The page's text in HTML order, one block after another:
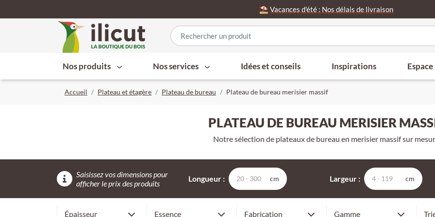
⛱️ Vacances d'été : Nos délais de livraison
Nos produits Nos services Idées et conseils Inspirations
Accueil Plateau et étagère Plateau de bureau Plateau de bureau merisier massif
PLATEAU DE BUREAU MERISIER
Notre sélection de plateaux de bureau en merisier massif sur
Saisissez vos dimensions pour
afficher le prix des produits
Longueur : cm Largeur : cm
Épaisseur EssenceMerisier FabricationLames aboutées Gamme